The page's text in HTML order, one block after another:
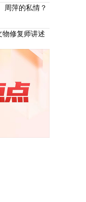
周萍的私情？
物修复师讲述